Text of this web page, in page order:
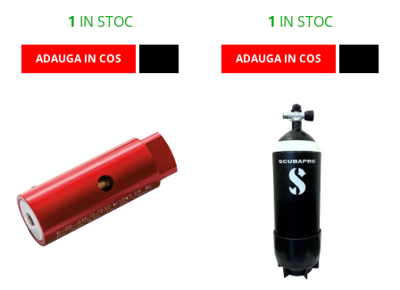
1 IN STOC
ADAUGA IN COS
1 IN STOC
ADAUGA IN COS